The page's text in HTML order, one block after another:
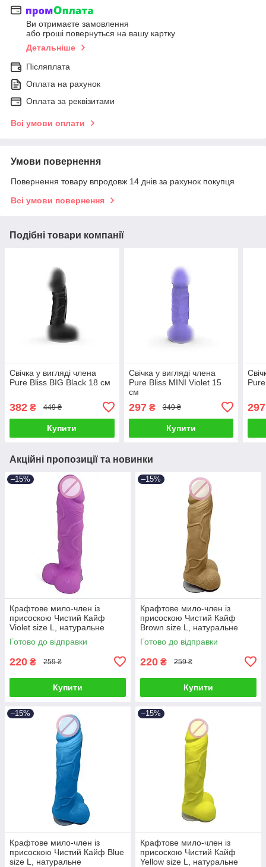
Ви отримаєте замовлення
або гроші повернуться на вашу картку
Детальніше
Післяплата
Оплата на рахунок
Оплата за реквізитами
Всі умови оплати
Умови повернення
Повернення товару впродовж 14 днів за рахунок покупця
Всі умови повернення
Подібні товари компанії
Свічка у вигляді члена
Pure Bliss BIG Black 18 см
382 ₴ 449 ₴
Купити
Свічка у вигляді члена
Pure Bliss MINI Violet 15
см
297₴ 349 ₴
Купити
297
Акційні пропозиції та новинки
–15%
Крафтове мило-член із
присоскою Чистий Кайф
Violet size L, натуральне
Готово до відправки
220 ₴ 259 ₴
Купити
–15%
Крафтове мило-член із
присоскою Чистий Кайф
Brown size L, натуральне
Готово до відправки
220 ₴ 259 ₴
Купити
–15%
Крафтове мило-член із
присоскою Чистий Кайф Blue
size L, натуральне
–15%
Крафтове мило-член із
присоскою Чистий Кайф
Yellow size L, натуральне